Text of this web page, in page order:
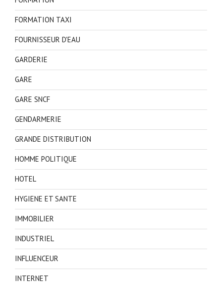
FORMATION TAXI
FOURNISSEUR D'EAU
GARDERIE
GARE
GARE SNCF
GENDARMERIE
GRANDE DISTRIBUTION
HOMME POLITIQUE
HOTEL
HYGIENE ET SANTE
IMMOBILIER
INDUSTRIEL
INFLUENCEUR
INTERNET